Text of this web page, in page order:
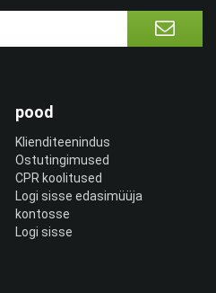
pood
Klienditeenindus
Ostutingimused
CPR koolitused
Logi sisse edasimüüja
kontosse
Logi sisse